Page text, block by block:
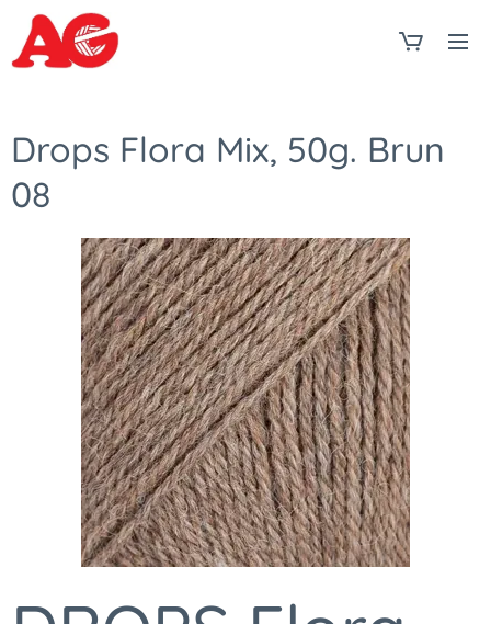
Drops Flora Mix, 50g. Brun
08